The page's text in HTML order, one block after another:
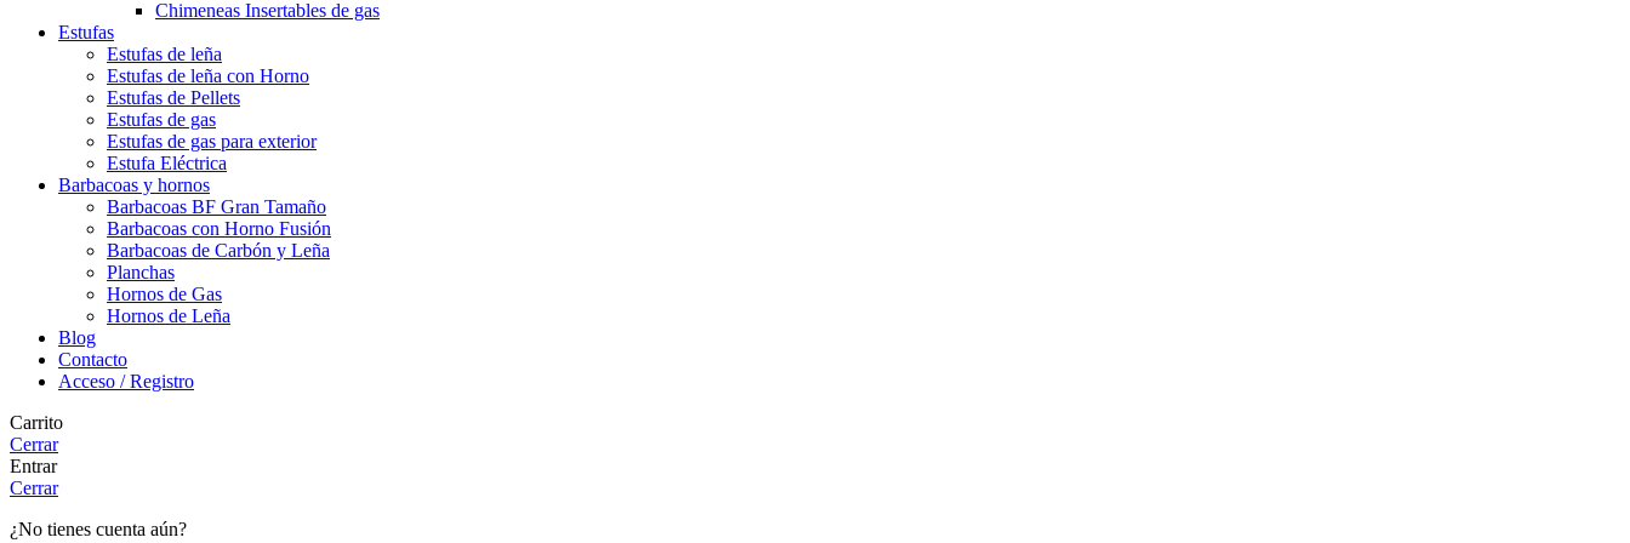
Chimeneas Insertables de gas
Estufas
Estufas de leña
Estufas de leña con Horno
Estufas de Pellets
Estufas de gas
Estufas de gas para exterior
Estufa Eléctrica
Barbacoas y hornos
Barbacoas BF Gran Tamaño
Barbacoas con Horno Fusión
Barbacoas de Carbón y Leña
Planchas
Hornos de Gas
Hornos de Leña
Blog
Contacto
Acceso / Registro
Carrito
Cerrar
Entrar
Cerrar
¿No tienes cuenta aún?